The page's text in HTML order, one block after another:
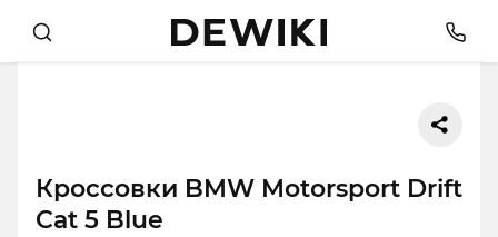
Кроссовки BMW Motorsport Drift
Cat 5 Blue